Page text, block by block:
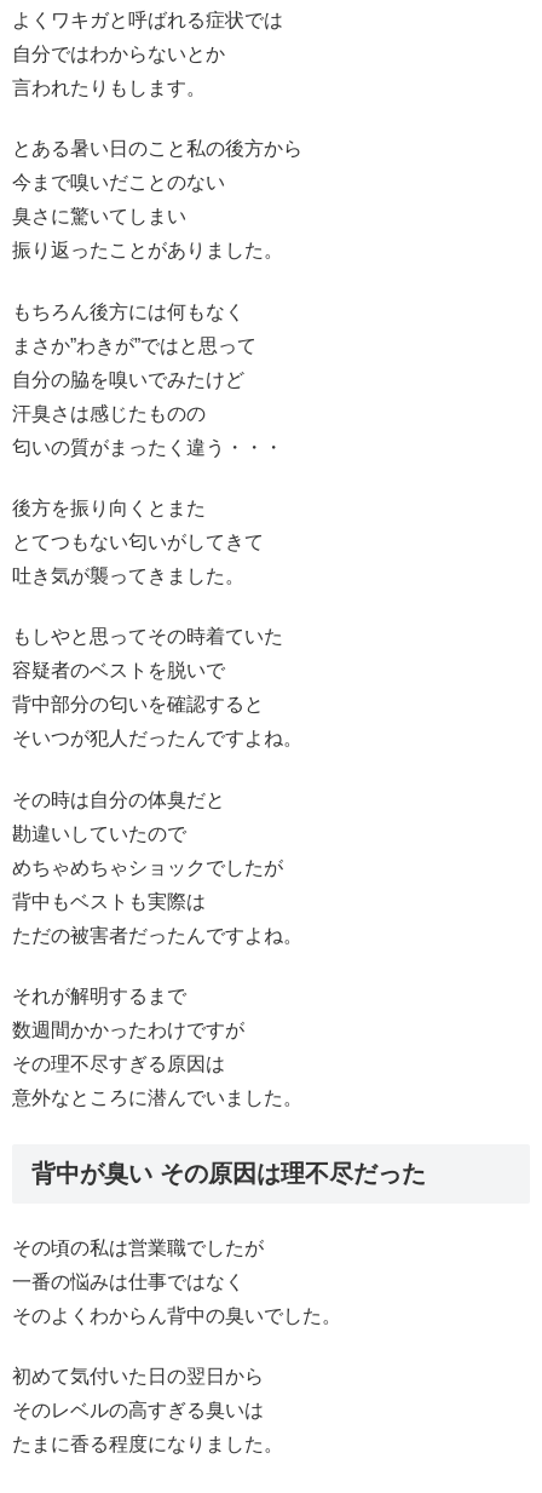
よくワキガと呼ばれる症状では
自分ではわからないとか
言われたりもします。
とある暑い日のこと私の後方から
今まで嗅いだことのない
臭さに驚いてしまい
振り返ったことがありました。
もちろん後方には何もなく
まさか”わきが”ではと思って
自分の脇を嗅いでみたけど
汗臭さは感じたものの
匂いの質がまったく違う・・・
後方を振り向くとまた
とてつもない匂いがしてきて
吐き気が襲ってきました。
もしやと思ってその時着ていた
容疑者のベストを脱いで
背中部分の匂いを確認すると
そいつが犯人だったんですよね。
その時は自分の体臭だと
勘違いしていたので
めちゃめちゃショックでしたが
背中もベストも実際は
ただの被害者だったんですよね。
それが解明するまで
数週間かかったわけですが
その理不尽すぎる原因は
意外なところに潜んでいました。
背中が臭い その原因は理不尽だった
その頃の私は営業職でしたが
一番の悩みは仕事ではなく
そのよくわからん背中の臭いでした。
初めて気付いた日の翌日から
そのレベルの高すぎる臭いは
たまに香る程度になりました。